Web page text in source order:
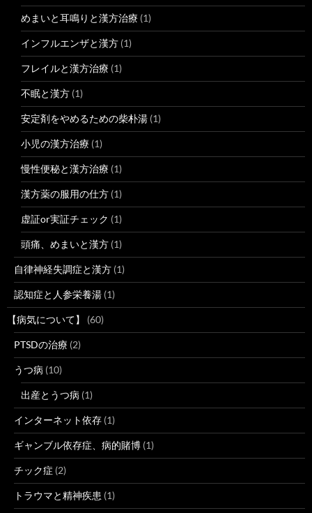
めまいと耳鳴りと漢方治療 (1)
インフルエンザと漢方 (1)
フレイルと漢方治療 (1)
不眠と漢方 (1)
安定剤をやめるための柴朴湯 (1)
小児の漢方治療 (1)
慢性便秘と漢方治療 (1)
漢方薬の服用の仕方 (1)
虚証or実証チェック (1)
頭痛、めまいと漢方 (1)
自律神経失調症と漢方 (1)
認知症と人参栄養湯 (1)
【病気について】 (60)
PTSDの治療 (2)
うつ病 (10)
出産とうつ病 (1)
インターネット依存 (1)
ギャンブル依存症、病的賭博 (1)
チック症 (2)
トラウマと精神疾患 (1)